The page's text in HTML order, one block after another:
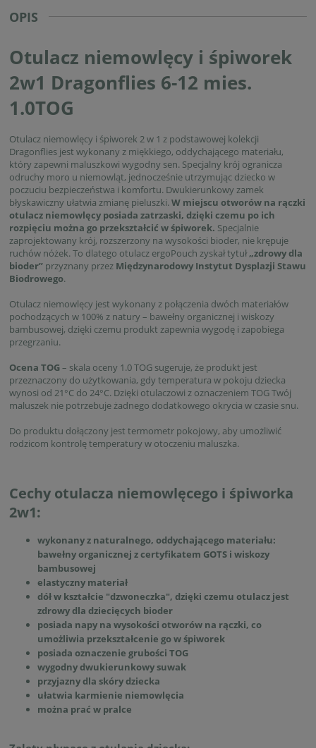
OPIS
Otulacz niemowlęcy i śpiworek
2w1 Dragonflies 6-12 mies.
1.0TOG
Otulacz niemowlęcy i śpiworek 2 w 1 z podstawowej kolekcji
Dragonflies jest wykonany z miękkiego, oddychającego materiału,
który zapewni maluszkowi wygodny sen. Specjalny krój ogranicza
odruchy moro u niemowląt, jednocześnie utrzymując dziecko w
poczuciu bezpieczeństwa i komfortu. Dwukierunkowy zamek
błyskawiczny ułatwia zmianę pieluszki.W miejscu otworów na rączki
otulacz niemowlęcy posiada zatrzaski, dzięki czemu po ich
rozpięciu można go przekształcić w śpiworek. Specjalnie
zaprojektowany krój, rozszerzony na wysokości bioder, nie krępuje
ruchów nóżek. To dlatego otulacz ergoPouch zyskał tytuł „zdrowy dla
bioder” przyznany przez Międzynarodowy Instytut Dysplazji Stawu
Biodrowego.
Otulacz niemowlęcy jest wykonany z połączenia dwóch materiałów
pochodzących w 100% z natury – bawełny organicznej i wiskozy
bambusowej, dzięki czemu produkt zapewnia wygodę i zapobiega
przegrzaniu.
Ocena TOG– skala oceny 1.0 TOG sugeruje, że produkt jest
przeznaczony do użytkowania, gdy temperatura w pokoju dziecka
wynosi od 21°C do 24°C. Dzięki otulaczowi z oznaczeniem TOG Twój
maluszek nie potrzebuje żadnego dodatkowego okrycia w czasie snu.
Do produktu dołączony jest termometr pokojowy, aby umożliwić
rodzicom kontrolę temperatury w otoczeniu maluszka.
Cechy otulacza niemowlęcego i śpiworka
2w1:
wykonany z naturalnego, oddychającego materiału:
bawełny organicznej z certyfikatem GOTS i wiskozy
bambusowej
elastyczny materiał
dół w kształcie "dzwoneczka", dzięki czemu otulacz jest
zdrowy dla dziecięcych bioder
posiada napy na wysokości otworów na rączki, co
umożliwia przekształcenie go w śpiworek
posiada oznaczenie grubości TOG
wygodny dwukierunkowy suwak
przyjazny dla skóry dziecka
ułatwia karmienie niemowlęcia
można prać w pralce